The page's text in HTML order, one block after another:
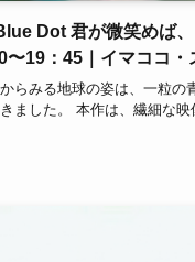
Dot 君が微笑めば
〜19：45｜イマココ
らみる地球の姿は、一粒の
ました。 本作は、繊細な